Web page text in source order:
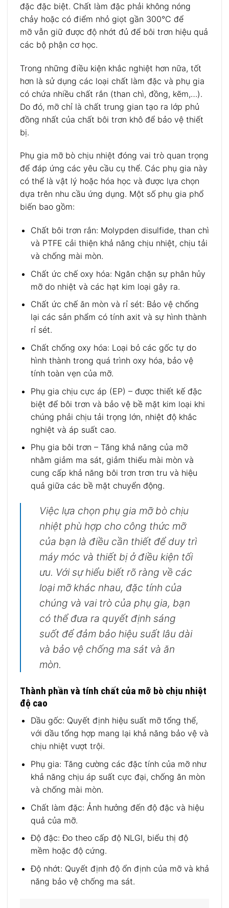
đặc đặc biệt. Chất làm đặc phải không nóng
chảy hoặc có điểm nhỏ giọt gần 300°C để
mỡ vẫn giữ được độ nhớt đủ để bôi trơn hiệu quả
các bộ phận cơ học.
Trong những điều kiện khắc nghiệt hơn nữa, tốt
hơn là sử dụng các loại chất làm đặc và phụ gia
có chứa nhiều chất rắn (than chì, đồng, kẽm,…).
Do đó, mỡ chỉ là chất trung gian tạo ra lớp phủ
đồng nhất của chất bôi trơn khô để bảo vệ thiết
bị.
Phụ gia mỡ bò chịu nhiệt đóng vai trò quan trọng
để đáp ứng các yêu cầu cụ thể. Các phụ gia này
có thể là vật lý hoặc hóa học và được lựa chọn
dựa trên nhu cầu ứng dụng. Một số phụ gia phổ
biến bao gồm:
Chất bôi trơn rắn: Molypden disulfide, than chì
và PTFE cải thiện khả năng chịu nhiệt, chịu tải
và chống mài mòn.
Chất ức chế oxy hóa: Ngăn chặn sự phân hủy
mỡ do nhiệt và các hạt kim loại gây ra.
Chất ức chế ăn mòn và rỉ sét: Bảo vệ chống
lại các sản phẩm có tính axit và sự hình thành
rỉ sét.
Chất chống oxy hóa: Loại bỏ các gốc tự do
hình thành trong quá trình oxy hóa, bảo vệ
tính toàn vẹn của mỡ.
Phụ gia chịu cực áp (EP) – được thiết kế đặc
biệt để bôi trơn và bảo vệ bề mặt kim loại khi
chúng phải chịu tải trọng lớn, nhiệt độ khắc
nghiệt và áp suất cao.
Phụ gia bôi trơn – Tăng khả năng của mỡ
nhằm giảm ma sát, giảm thiểu mài mòn và
cung cấp khả năng bôi trơn trơn tru và hiệu
quả giữa các bề mặt chuyển động.
Việc lựa chọn phụ gia mỡ bò chịu
nhiệt phù hợp cho công thức mỡ
của bạn là điều cần thiết để duy trì
máy móc và thiết bị ở điều kiện tối
ưu. Với sự hiểu biết rõ ràng về các
loại mỡ khác nhau, đặc tính của
chúng và vai trò của phụ gia, bạn
có thể đưa ra quyết định sáng
suốt để đảm bảo hiệu suất lâu dài
và bảo vệ chống ma sát và ăn
mòn.
Thành phần và tính chất của mỡ bò chịu nhiệt
độ cao
Dầu gốc: Quyết định hiệu suất mỡ tổng thể,
với dầu tổng hợp mang lại khả năng bảo vệ và
chịu nhiệt vượt trội.
Phụ gia: Tăng cường các đặc tính của mỡ như
khả năng chịu áp suất cực đại, chống ăn mòn
và chống mài mòn.
Chất làm đặc: Ảnh hưởng đến độ đặc và hiệu
quả của mỡ.
Độ đặc: Đo theo cấp độ NLGI, biểu thị độ
mềm hoặc độ cứng.
Độ nhớt: Quyết định độ ổn định của mỡ và khả
năng bảo vệ chống ma sát.